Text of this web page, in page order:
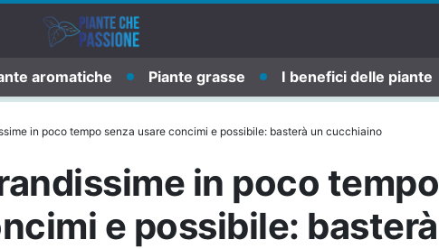
aromatiche Piante grasse I benefici delle piante
in poco tempo senza usare concimi e possibile: basterà un cucchiaino
in poco tempo
e possibile: basterà